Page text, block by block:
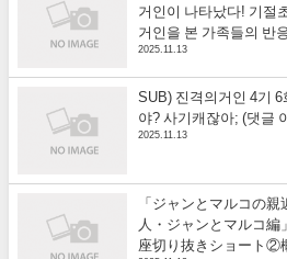
거인이 나타났다! 기절
거인을 본 가족들의 반
2025.11.13
SUB) 진격의거인 4기 6
야? 사기캐잖아; (댓글
2025.11.13
「ジャンとマルコの
人・ジャンとマルコ
座切り抜きショート②